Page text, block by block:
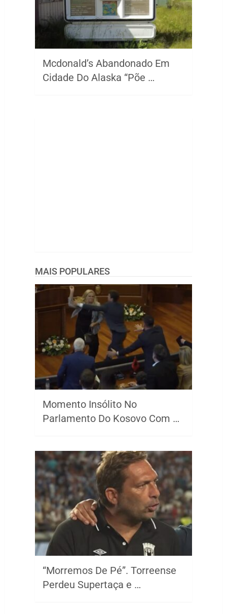
Mcdonald’s Abandonado Em
Cidade Do Alaska “Põe …
MAIS POPULARES
Momento Insólito No
Parlamento Do Kosovo Com …
“Morremos De Pé”. Torreense
Perdeu Supertaça e …